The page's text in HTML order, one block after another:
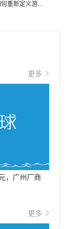
从 3 天到 20 分钟：Marvy 2.0 如何重新定义游戏出海营销效率？
更多
，广州厂商
更多